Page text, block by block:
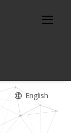
English